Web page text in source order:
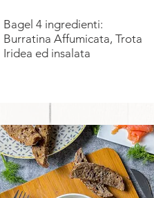
Bagel 4 ingredienti:
Burratina Affumicata, Trota
Iridea ed insalata